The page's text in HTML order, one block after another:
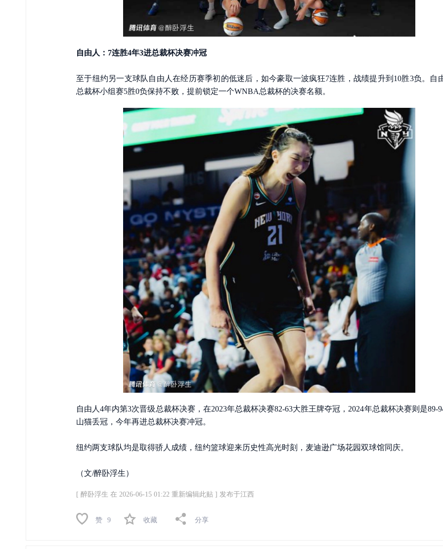
自由人：7连胜4年3进总裁杯决赛冲冠
至于纽约另一支球队自由人在经历赛季初的低迷后，如今豪取一波疯狂7连胜，战绩提升到10胜3负。自
总裁杯小组赛5胜0负保持不败，提前锁定一个WNBA总裁杯的决赛名额。
自由人4年内第3次晋级总裁杯决赛，在2023年总裁杯决赛82-63大胜王牌夺冠，2024年总裁杯决赛则是89-
山猫丢冠，今年再进总裁杯决赛冲冠。
纽约两支球队均是取得骄人成绩，纽约篮球迎来历史性高光时刻，麦迪逊广场花园双球馆同庆。
（文/醉卧浮生）
[ 醉卧浮生 在 2026-06-15 01:22 重新编辑此贴 ] 发布于江西
赞 9 收藏 分享